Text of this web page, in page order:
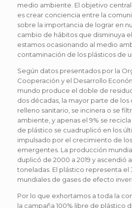
medio ambiente. El objetivo
es crear conciencia entre la
sobre la importancia de lograr en
cambio de hábitos que disminuya
estamos ocasionando al medio
contaminación de los plásticos de
Según datos presentados por la
Cooperación y el Desarrollo
mundo produce el doble de
dos décadas, la mayor parte de los
relleno sanitario, se incinera o se
ambiente, y apenas el 9% se
de plástico se cuadruplicó en los
impulsado por el crecimiento de
emergentes. La producción
duplicó de 2000 a 2019 y ascendió
toneladas. El plástico representa el
mundiales de gases de efecto
Por lo que exhortamos a toda la
la campaña 100% libre de plástico